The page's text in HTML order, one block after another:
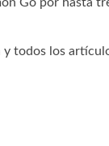
y todos los